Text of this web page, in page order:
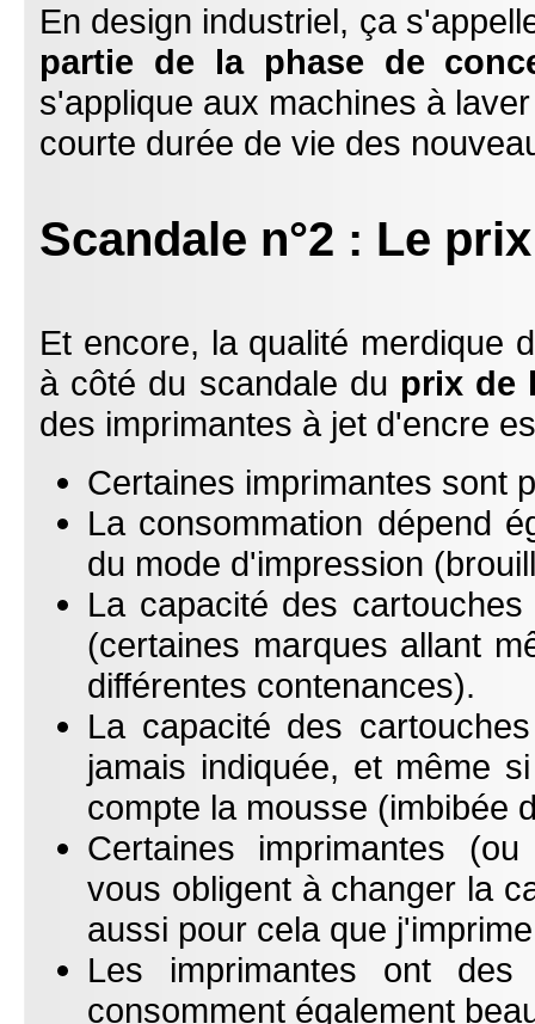
En design industriel, ça
partie de la phase de
s'applique aux machines à
courte durée de vie des
Scandale n°2 : Le
Et encore, la qualité merdique
à côté du scandale du prix de
des imprimantes à jet d'encre
Certaines imprimantes sont
La consommation dépend
du mode d'impression
La capacité des
(certaines marques allant
différentes contenances).
La capacité des
jamais indiquée, et même
compte la mousse (imbibée
Certaines imprimantes
vous obligent à changer la
aussi pour cela que
Les imprimantes ont
consomment également